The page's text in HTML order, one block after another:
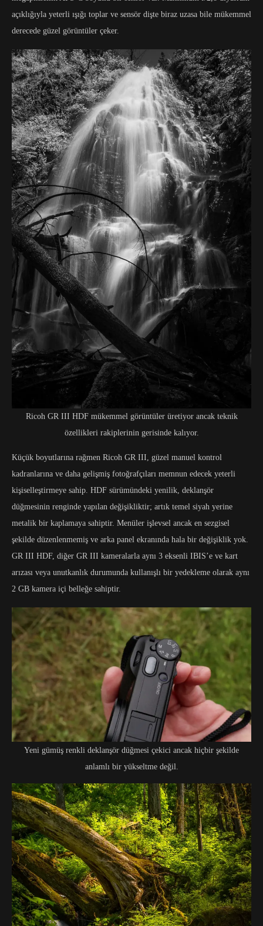
açıklığıyla yeterli ışığı toplar ve sensör dişte biraz uzasa bile mükemmel
derecede güzel görüntüler çeker.
Ricoh GR III HDF mükemmel görüntüler üretiyor ancak teknik
özellikleri rakiplerinin gerisinde kalıyor.
Küçük boyutlarına rağmen Ricoh GR III, güzel manuel kontrol
kadranlarına ve daha gelişmiş fotoğrafçıları memnun edecek yeterli
kişiselleştirmeye sahip. HDF sürümündeki yenilik, deklanşör
düğmesinin renginde yapılan değişikliktir; artık temel siyah yerine
metalik bir kaplamaya sahiptir. Menüler işlevsel ancak en sezgisel
şekilde düzenlenmemiş ve arka panel ekranında hala bir değişiklik yok.
GR III HDF, diğer GR III kameralarla aynı 3 eksenli IBIS’e ve kart
arızası veya unutkanlık durumunda kullanışlı bir yedekleme olarak aynı
2 GB kamera içi belleğe sahiptir.
Yeni gümüş renkli deklanşör düğmesi çekici ancak hiçbir şekilde
anlamlı bir yükseltme değil.